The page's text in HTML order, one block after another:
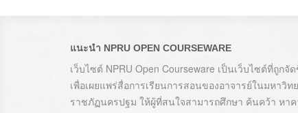
แนะนำ NPRU OPEN COURSEWARE
เว็บไซต์ NPRU Open Courseware เป็นเว็บไซต์ที่ถูกจั
เพื่อเผยแพร่สื่อการเรียนการสอนของอาจารย์ในมหาวิท
ราชภัฏนครปฐม ให้ผู้ที่สนใจสามารถศึกษา ค้นคว้า หา